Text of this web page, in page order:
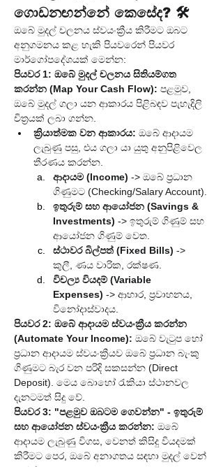
ගොඩනඟන්නේ කෙසේද? 🛠️
ඔබේ මුදල් චලනය ස්වයංක්‍රීය කිරීමට ඔබට
අනුගමනය කළ හැකි පියවරෙන් පියවර
මාර්ගෝපදේශයක් මෙන්න:
පියවර 1: ඔබේ මුදල් චලනය සිතියම්ගත
කරන්න (Map Your Cash Flow): පළමුව,
ඔබේ මුදල් ගලා යන ආකාරය පිළිබඳව පැහැදිලි
චිත්‍රයක් ලබා ගන්න.
ක්‍රියාත්මක වන ආකාරය: ඔබේ ආදායම
ලැබුණු පසු, එය ගලා යා යුතු අනුපිළිවෙල
තීරණය කරන්න.
ආදායම (Income) -> ඔබේ ප්‍රධාන
ගිණුමට (Checking/Salary Account).
ඉතුරුම් සහ ආයෝජන (Savings &
Investments) -> ඉතුරුම් ගිණුම් සහ
ආයෝජන ගිණුම් වෙත.
ස්ථාවර බිල්පත් (Fixed Bills) ->
කුලී, ණය වාරික, රක්ෂණ.
විචල්‍ය වියදම් (Variable
Expenses) -> ආහාර, ප්‍රවාහනය,
විනෝදාස්වාදය.
පියවර 2: ඔබේ ආදායම ස්වයංක්‍රීය කරන්න
(Automate Your Income): ඔබේ වැටුප හෝ
ප්‍රධාන ආදායම ස්වයංක්‍රීයව ඔබේ ප්‍රධාන බැංකු
ගිණුමට බැර වන පරිදි සකසන්න (Direct
Deposit). මෙය බොහෝ රැකියා ස්ථානවල
දැනටමත් සිදු වේ.
පියවර 3: "පළමුව ඔබටම ගෙවන්න" - ඉතුරුම්
සහ ආයෝජන ස්වයංක්‍රීය කරන්න: ඔබේ
ආදායම ලැබුණු විගස, වෙනත් කිසිදු වියදමක්
කිරීමට පෙර, ඔබේ අනාගතය සඳහා මුදල් වෙන්